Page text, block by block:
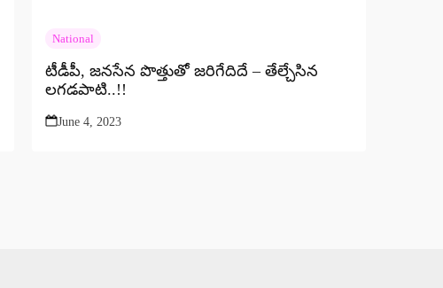
National
టీడీపీ, జనసేన పొత్తుతో జరిగేదిదే – తేల్చేసిన
లగడపాటి..!!
June 4, 2023